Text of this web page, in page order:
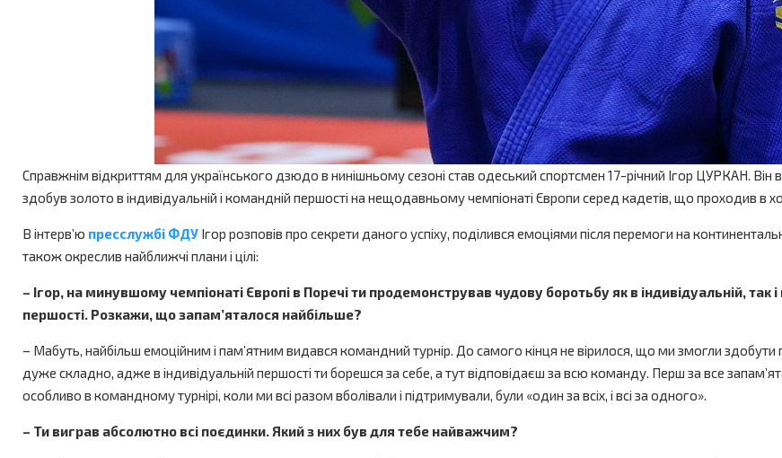
Справжнім відкриттям для українського дзюдо в нинішньому сезоні став одеський спортсмен 17-річний Ігор ЦУРКАН.
здобув золото в індивідуальній і командній першості на нещодавньому чемпіонаті Європи серед кадетів, що проходив в
В інтерв’ю пресслужбі ФДУ Ігор розповів про секрети даного успіху, поділився емоціями після перемоги на
також окреслив найближчі плани і цілі:
– Ігор, на минувшому чемпіонаті Європі в Поречі ти продемонстрував чудову боротьбу як в індивідуальній, так
першості. Розкажи, що запам’яталося найбільше?
– Мабуть, найбільш емоційним і пам’ятним видався командний турнір. До самого кінця не вірилося, що ми змогли
дуже складно, адже в індивідуальній першості ти борешся за себе, а тут відповідаєш за всю команду. Перш за все
особливо в командному турнірі, коли ми всі разом вболівали і підтримували, були «один за всіх, і всі за одного».
– Ти виграв абсолютно всі поєдинки. Який з них був для тебе найважчим?